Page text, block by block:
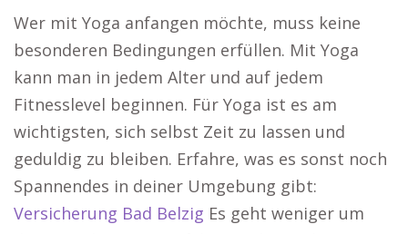
Wer mit Yoga anfangen möchte, muss keine
besonderen Bedingungen erfüllen. Mit Yoga
kann man in jedem Alter und auf jedem
Fitnesslevel beginnen. Für Yoga ist es am
wichtigsten, sich selbst Zeit zu lassen und
geduldig zu bleiben. Erfahre, was es sonst noch
Spannendes in deiner Umgebung gibt:
Versicherung Bad Belzig Es geht weniger um